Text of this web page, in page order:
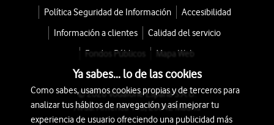
Política Seguridad de Información
Accesibilidad
Información a clientes
Calidad del servicio
Fondos Públicos
Mapa Web
© 2026 Vodafone España S.A.U.
Avda. América 115, 28042 Madrid
Ya sabes... lo de las cookies
Como sabes, usamos cookies propias y de terceros para
analizar tus hábitos de navegación y así mejorar tu
experiencia de usuario ofreciendo una publicidad más